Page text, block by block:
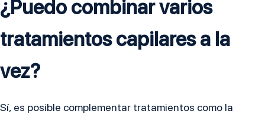
¿Puedo combinar varios
tratamientos capilares a la
vez?
Sí, es posible complementar tratamientos como la